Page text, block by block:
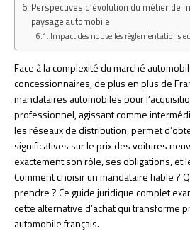
Perspectives d’évolution du métier de
paysage automobile
Impact des nouvelles réglementations
Face à la complexité du marché
concessionnaires, de plus en plus de
mandataires automobiles pour
professionnel, agissant comme
les réseaux de distribution, permet
significatives sur le prix des voitures
exactement son rôle, ses obligations, et
Comment choisir un mandataire fiable ?
prendre ? Ce guide juridique complet
cette alternative d’achat qui transforme
automobile français.